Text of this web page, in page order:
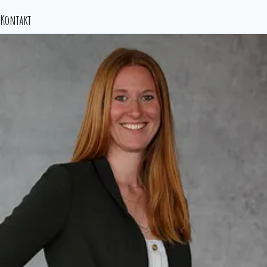
RuhrtalRadweg
Römer-Lippe-Route
Route Industriekultur
ExtraSchicht
Tag der Trinkhallen
Kontakt